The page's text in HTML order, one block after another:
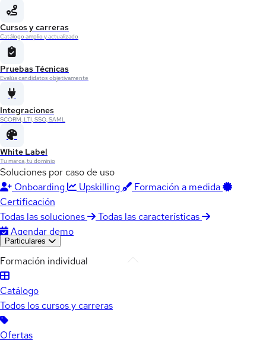
Cursos y carreras
Catálogo amplio y actualizado
Pruebas Técnicas
Evalúa candidatos objetivamente
Integraciones
SCORM, LTI, SSO, SAML
White Label
Tu marca, tu dominio
Soluciones por caso de uso
Onboarding
Upskilling
Formación a medida
Certificación
Todas las soluciones
Todas las características
Agendar demo
Particulares
Formación individual
Catálogo
Todos los cursos y carreras
Ofertas